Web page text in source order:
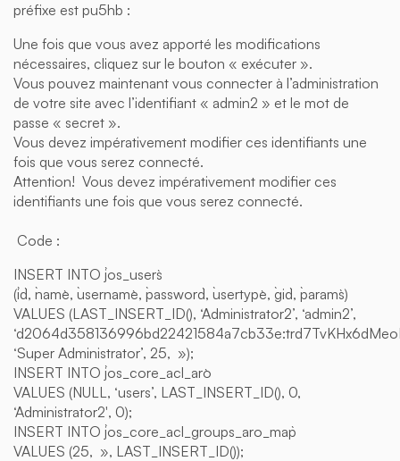
préfixe est pu5hb :
Une fois que vous avez apporté les modifications
nécessaires, cliquez sur le bouton « exécuter ».
Vous pouvez maintenant vous connecter à l’administration
de votre site avec l’identifiant « admin2 » et le mot de
passe « secret ».
Vous devez impérativement modifier ces identifiants une
fois que vous serez connecté.
Attention! Vous devez impérativement modifier ces
identifiants une fois que vous serez connecté.
Code :
INSERT INTO `jos_users`
(`id`, `name`, `username`, `password`, `usertype`, `gid`, `params`)
VALUES (LAST_INSERT_ID(), ‘Administrator2’, ‘admin2’,
‘Super Administrator’, 25, »);
INSERT INTO `jos_core_acl_aro`
VALUES (NULL, ‘users’, LAST_INSERT_ID(), 0,
‘Administrator2′, 0);
INSERT INTO `jos_core_acl_groups_aro_map`
VALUES (25, », LAST_INSERT_ID());